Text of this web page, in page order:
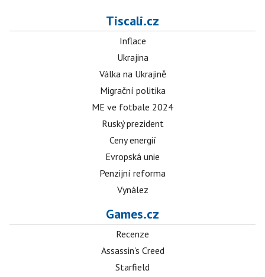
Tiscali.cz
Inflace
Ukrajina
Válka na Ukrajině
Migrační politika
ME ve fotbale 2024
Ruský prezident
Ceny energií
Evropská unie
Penzijní reforma
Vynález
Games.cz
Recenze
Assassin's Creed
Starfield